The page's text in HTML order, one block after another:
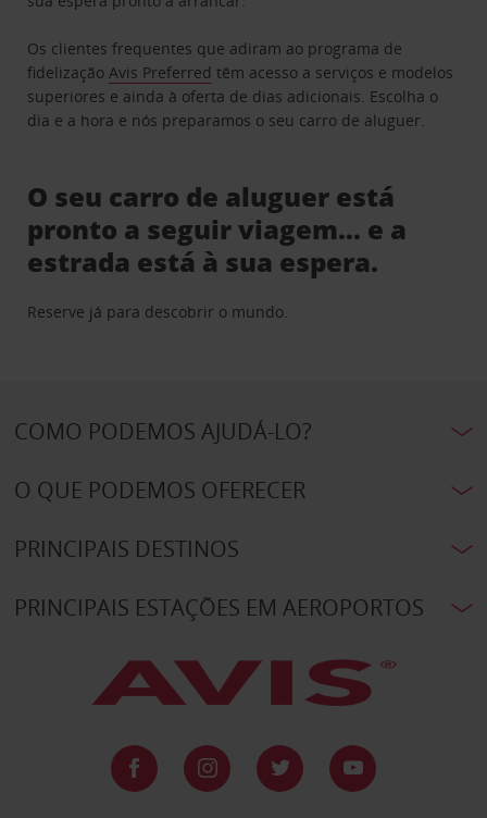
Os clientes frequentes que adiram ao programa de
fidelizaçãoAvis Preferred têm acesso a serviços e modelos
superiores e ainda à oferta de dias adicionais. Escolha o
dia e a hora e nós preparamos o seu carro de aluguer.
O seu carro de aluguer está
pronto a seguir viagem… e a
estrada está à sua espera.
Reserve já para descobrir o mundo.
COMO PODEMOS AJUDÁ-LO?
O QUE PODEMOS OFERECER
PRINCIPAIS DESTINOS
PRINCIPAIS ESTAÇÕES EM AEROPORTOS